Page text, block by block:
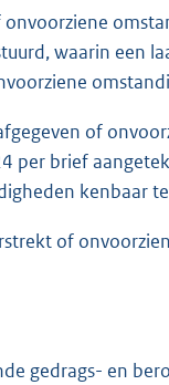
waarin een
of
per brief
kenbaar
of
gedrags- en